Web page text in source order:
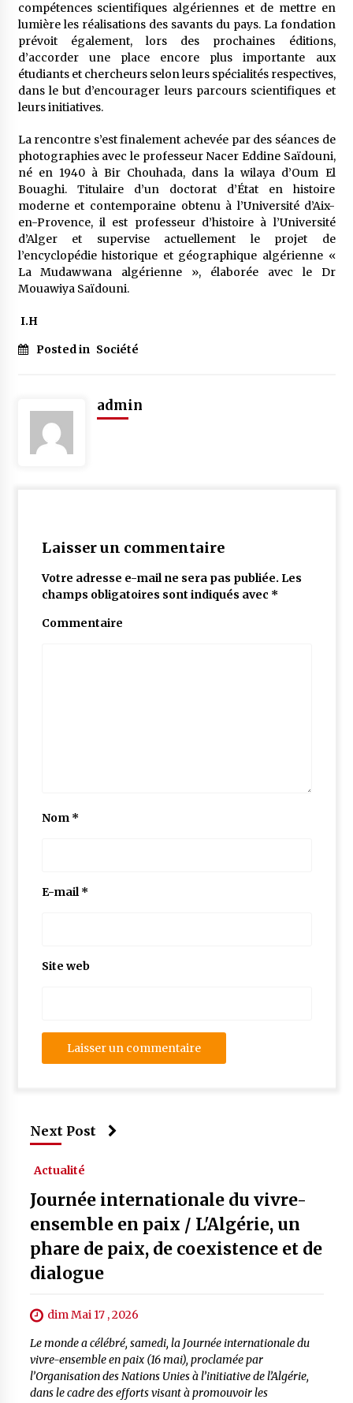
compétences scientifiques algériennes et de mettre en
lumière les réalisations des savants du pays. La fondation
prévoit également, lors des prochaines éditions,
d’accorder une place encore plus importante aux
étudiants et chercheurs selon leurs spécialités respectives,
dans le but d’encourager leurs parcours scientifiques et
leurs initiatives.
La rencontre s’est finalement achevée par des séances de
photographies avec le professeur Nacer Eddine Saïdouni,
né en 1940 à Bir Chouhada, dans la wilaya d’Oum El
Bouaghi. Titulaire d’un doctorat d’État en histoire
moderne et contemporaine obtenu à l’Université d’Aix-
en-Provence, il est professeur d’histoire à l’Université
d’Alger et supervise actuellement le projet de
l’encyclopédie historique et géographique algérienne «
La Mudawwana algérienne », élaborée avec le Dr
Mouawiya Saïdouni.
I.H
Posted in Société
admin
Laisser un commentaire
Votre adresse e-mail ne sera pas publiée. Les
champs obligatoires sont indiqués avec *
Commentaire
Nom *
E-mail*
Site web
Next Post
Actualité
Journée internationale du vivre-
ensemble en paix / L'Algérie, un
phare de paix, de coexistence et de
dialogue
dim Mai 17 , 2026
Le monde a célébré, samedi, la Journée internationale du
vivre-ensemble en paix (16 mai), proclamée par
l’Organisation des Nations Unies à l’initiative de l’Algérie,
dans le cadre des efforts visant à promouvoir les